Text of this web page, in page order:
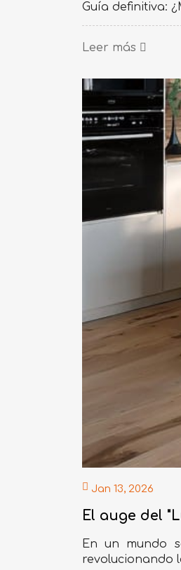
Guía definitiva:
Leer más
Jan 13, 2026
El auge del
En un mundo
revolucionando